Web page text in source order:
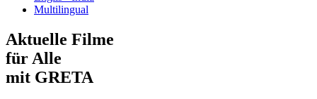
Multilingual
Aktuelle Filme
für Alle
mit GRETA